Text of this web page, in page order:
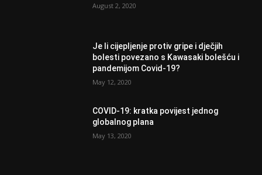
August 2, 2020
Je li cijepljenje protiv gripe i dječjih
bolesti povezano s Kawasaki bolešću i
pandemijom Covid-19?
May 12, 2020
COVID-19: kratka povijest jednog
globalnog plana
May 13, 2020